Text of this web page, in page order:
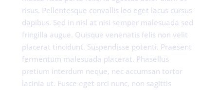
risus. Pellentesque convallis leo eget lacus cursus
dapibus. Sed in nisl at nisi semper malesuada sed
fringilla augue. Quisque venenatis felis non velit
placerat tincidunt. Suspendisse potenti. Praesent
fermentum malesuada placerat. Phasellus
pretium interdum neque, nec accumsan tortor
lacinia ut. Fusce eget orci nunc, non sagittis